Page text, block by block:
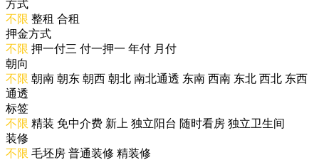
方式
不限 整租 合租
押金方式
不限 押一付三 付一押一 年付 月付
朝向
不限 朝南 朝东 朝西 朝北 南北通透 东南 西南 东北 西北 东西
通透
标签
不限 精装 免中介费 新上 独立阳台 随时看房 独立卫生间
装修
不限 毛坯房 普通装修 精装修